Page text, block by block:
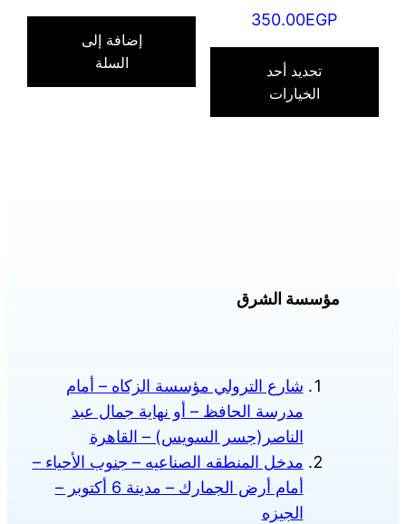
تم التقييم
5.00من 5
350.00EGP
تحديد أحد
الخيارات
هناك
الأشكال
إضافة إلى
السلة
مؤسسة الشرق
شارع الترولي مؤسسة الزكاه – أمام
مدرسة الحافظ – أو نهاية جمال عبد
الناصر(جسر السويس) – القاهرة
مدخل المنطقه الصناعيه – جنوب الأحياء –
أمام أرض الجمارك – مدينة 6 أكتوبر –
الجيزه